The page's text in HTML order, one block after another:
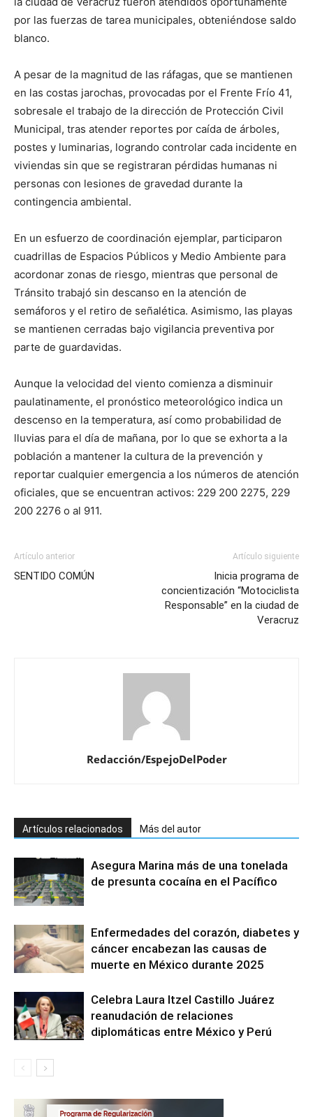
por las fuerzas de tarea municipales, obteniéndose saldo
blanco.
A pesar de la magnitud de las ráfagas, que se mantienen
en las costas jarochas, provocadas por el Frente Frío 41,
sobresale el trabajo de la dirección de Protección Civil
Municipal, tras atender reportes por caída de árboles,
postes y luminarias, logrando controlar cada incidente en
viviendas sin que se registraran pérdidas humanas ni
personas con lesiones de gravedad durante la
contingencia ambiental.
En un esfuerzo de coordinación ejemplar, participaron
cuadrillas de Espacios Públicos y Medio Ambiente para
acordonar zonas de riesgo, mientras que personal de
Tránsito trabajó sin descanso en la atención de
semáforos y el retiro de señalética. Asimismo, las playas
se mantienen cerradas bajo vigilancia preventiva por
parte de guardavidas.
Aunque la velocidad del viento comienza a disminuir
paulatinamente, el pronóstico meteorológico indica un
descenso en la temperatura, así como probabilidad de
lluvias para el día de mañana, por lo que se exhorta a la
población a mantener la cultura de la prevención y
reportar cualquier emergencia a los números de atención
oficiales, que se encuentran activos: 229 200 2275, 229
200 2276 o al 911.
Artículo anterior
SENTIDO COMÚN
Artículo siguiente
Inicia programa de
concientización “Motociclista
Responsable” en la ciudad de
Veracruz
Redacción/EspejoDelPoder
Artículos relacionados Más del autor
Asegura Marina más de una tonelada
de presunta cocaína en el Pacífico
Enfermedades del corazón, diabetes y
cáncer encabezan las causas de
muerte en México durante 2025
Celebra Laura Itzel Castillo Juárez
reanudación de relaciones
diplomáticas entre México y Perú